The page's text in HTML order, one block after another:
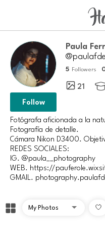
Paula
5 Followers
21
Follow
Fotógrafa aficionada a la
Fotografía de detalle.
Cámara Nikon D3400.
REDES SOCIALES:
IG. @paula__photography
WEB. https://
GMAIL.